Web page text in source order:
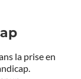
la prise en